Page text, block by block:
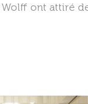
ont attiré